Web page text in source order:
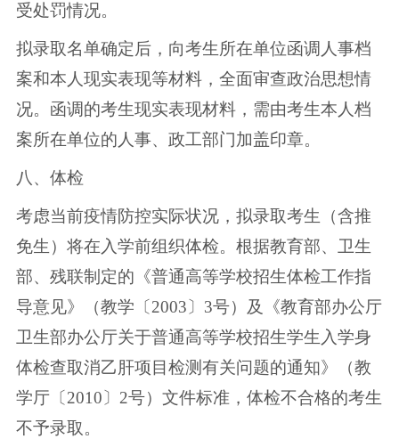
受处罚情况。
拟录取名单确定后，向考生所在单位函调人事档
案和本人现实表现等材料，全面审查政治思想情
况。函调的考生现实表现材料，需由考生本人档
案所在单位的人事、政工部门加盖印章。
八、体检
考虑当前疫情防控实际状况，拟录取考生（含推
免生）将在入学前组织体检。根据教育部、卫生
部、残联制定的《普通高等学校招生体检工作指
导意见》（教学〔2003〕3号）及《教育部办公厅
卫生部办公厅关于普通高等学校招生学生入学身
体检查取消乙肝项目检测有关问题的通知》（教
学厅〔2010〕2号）文件标准，体检不合格的考生
不予录取。